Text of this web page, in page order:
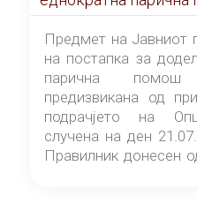
штетата предизвикана од природната
непогода на
Центар-Скопје случена на ден 21.07.2026
година
Предмет на Јавниот
на постапка за
парична помош
предизвикана од
подрачјето на
случена на ден
Правилник донесен